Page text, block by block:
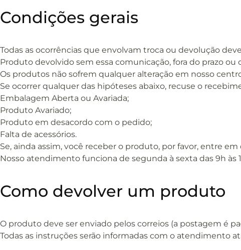
Condições gerais
Todas as ocorrências que envolvam troca ou devolução
Produto devolvido sem essa comunicação, fora do prazo
Os produtos não sofrem qualquer alteração em nosso
Se ocorrer qualquer das hipóteses abaixo, recuse o
Embalagem Aberta ou Avariada;
Produto Avariado;
Produto em desacordo com o pedido;
Falta de acessórios.
Se, ainda assim, você receber o produto, por favor, entre
Nosso atendimento funciona de segunda à sexta das 9h às
Como devolver um produto
O produto deve ser enviado pelos correios (a postagem é
Todas as instruções serão informadas com o atendimento